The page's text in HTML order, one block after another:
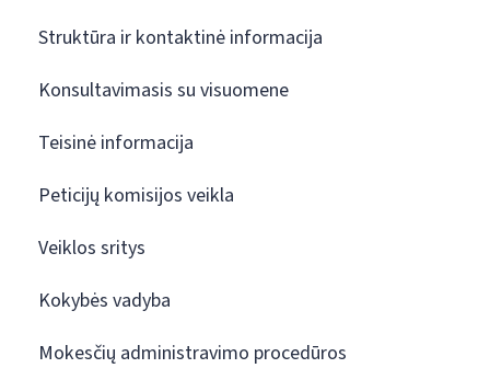
Struktūra ir kontaktinė informacija
Konsultavimasis su visuomene
Teisinė informacija
Peticijų komisijos veikla
Veiklos sritys
Kokybės vadyba
Mokesčių administravimo procedūros